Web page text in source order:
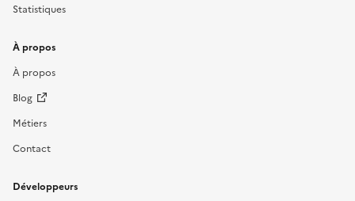
Statistiques
À propos
À propos
Blog
Métiers
Contact
Développeurs